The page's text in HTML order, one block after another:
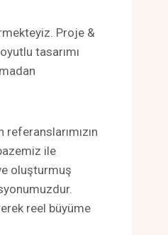
Proje &
tasarımı
ile
oluşturmuş
reel büyüme